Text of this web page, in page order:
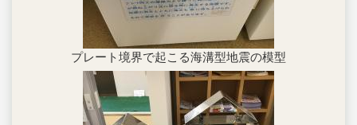
プレート境界で起こる海溝型地震の模型